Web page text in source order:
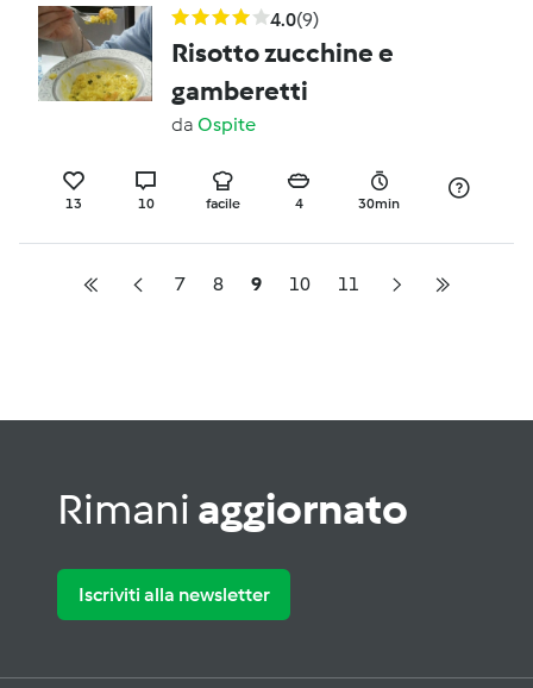
4.0(9)
Risotto zucchine e
gamberetti
da Ospite
13 10 facile 4 30min
7 8 9 10 11
Rimani aggiornato
Iscriviti alla newsletter